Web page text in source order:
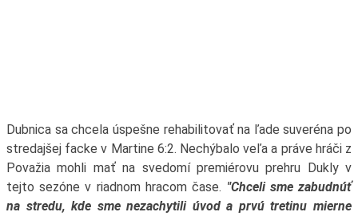
Dubnica sa chcela úspešne rehabilitovať na ľade suveréna po
stredajšej facke v Martine 6:2. Nechýbalo veľa a práve hráči z
Považia mohli mať na svedomí premiérovu prehru Dukly v
tejto sezóne v riadnom hracom čase. "Chceli sme zabudnúť
na stredu, kde sme nezachytili úvod a prvú tretinu mierne